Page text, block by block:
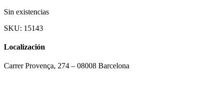
Sin existencias
SKU: 15143
Localización
Carrer Provença, 274 – 08008 Barcelona